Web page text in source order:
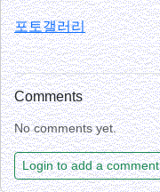
포토갤러리
Comments
No comments yet.
Login to add a comment